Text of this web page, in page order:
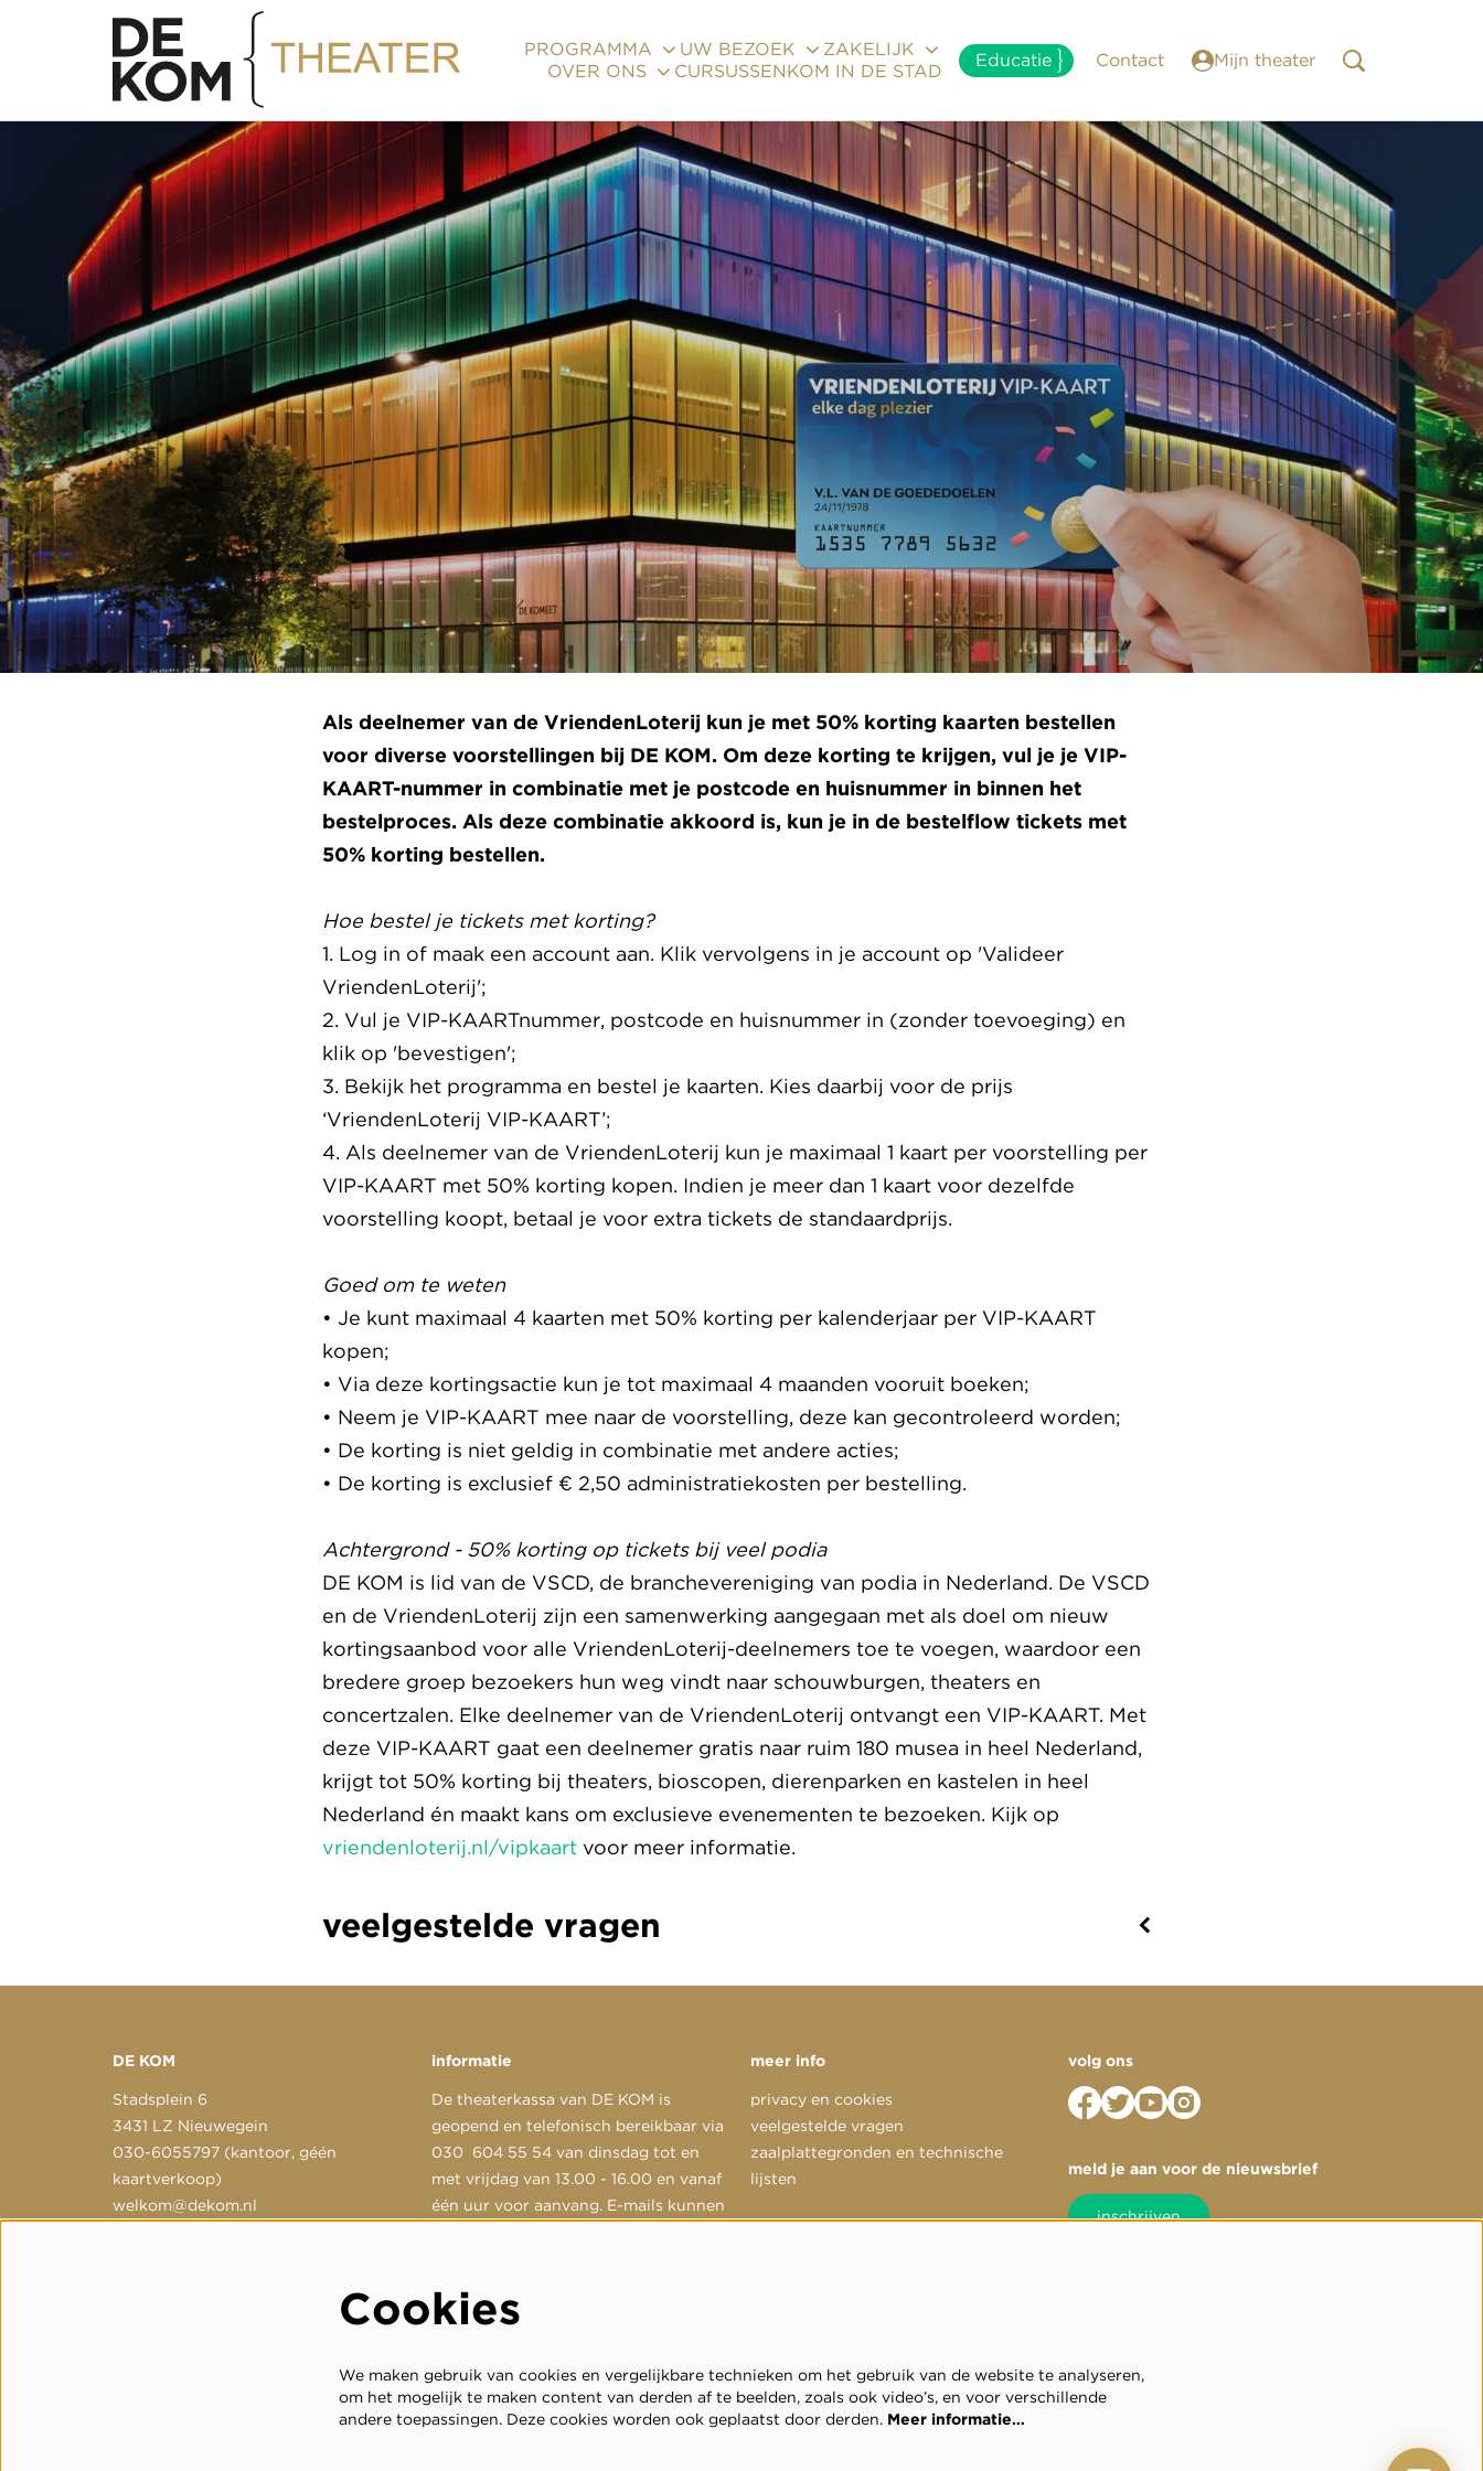
PROGRAMMA UW BEZOEK
ZAKELIJK
OVER ONS
CURSUSSENKOM IN DE STAD
Educatie Contact Mijn theater
Als deelnemer van de VriendenLoterij kun je met 50% korting kaarten bestellen
voor diverse voorstellingen bij DE KOM. Om deze korting te krijgen, vul je je VIP-
KAART-nummer in combinatie met je postcode en huisnummer in binnen het
bestelproces. Als deze combinatie akkoord is, kun je in de bestelflow tickets met
50% korting bestellen.
Hoe bestel je tickets met korting?
1. Log in of maak een account aan. Klik vervolgens in je account op 'Valideer
VriendenLoterij';
2. Vul je VIP-KAARTnummer, postcode en huisnummer in (zonder toevoeging) en
klik op 'bevestigen';
3. Bekijk het programma en bestel je kaarten. Kies daarbij voor de prijs
‘VriendenLoterij VIP-KAART’;
4. Als deelnemer van de VriendenLoterij kun je maximaal 1 kaart per voorstelling per
VIP-KAART met 50% korting kopen. Indien je meer dan 1 kaart voor dezelfde
voorstelling koopt, betaal je voor extra tickets de standaardprijs.
Goed om te weten
• Je kunt maximaal 4 kaarten met 50% korting per kalenderjaar per VIP-KAART
kopen;
• Via deze kortingsactie kun je tot maximaal 4 maanden vooruit boeken;
• Neem je VIP-KAART mee naar de voorstelling, deze kan gecontroleerd worden;
• De korting is niet geldig in combinatie met andere acties;
• De korting is exclusief € 2,50 administratiekosten per bestelling.
Achtergrond - 50% korting op tickets bij veel podia
DE KOM is lid van de VSCD, de branchevereniging van podia in Nederland. De VSCD
en de VriendenLoterij zijn een samenwerking aangegaan met als doel om nieuw
kortingsaanbod voor alle VriendenLoterij-deelnemers toe te voegen, waardoor een
bredere groep bezoekers hun weg vindt naar schouwburgen, theaters en
concertzalen. Elke deelnemer van de VriendenLoterij ontvangt een VIP-KAART. Met
deze VIP-KAART gaat een deelnemer gratis naar ruim 180 musea in heel Nederland,
krijgt tot 50% korting bij theaters, bioscopen, dierenparken en kastelen in heel
Nederland én maakt kans om exclusieve evenementen te bezoeken. Kijk op
vriendenloterij.nl/vipkaart voor meer informatie.
veelgestelde vragen
DE KOM
Stadsplein 6
3431 LZ Nieuwegein
030-6055797 (kantoor, géén
kaartverkoop)
welkom@dekom.nl
informatie
De theaterkassa van DE KOM is
geopend en telefonisch bereikbaar via
030 604 55 54 van dinsdag tot en
met vrijdag van 13.00 - 16.00 en vanaf
één uur voor aanvang. E-mails kunnen
meer info
privacy en cookies
veelgestelde vragen
zaalplattegronden en technische
lijsten
volg ons
meld je aan voor de nieuwsbrief
inschrijven
Cookies
We maken gebruik van cookies en vergelijkbare technieken om het gebruik van de website te analyseren,
om het mogelijk te maken content van derden af te beelden, zoals ook video’s, en voor verschillende
andere toepassingen. Deze cookies worden ook geplaatst door derden. Meer informatie…